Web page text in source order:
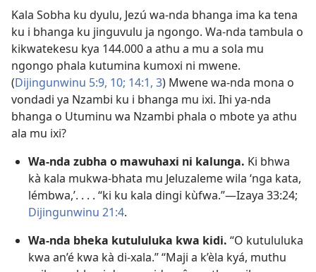
Kala Sobha ku dyulu, Jezú wa-nda bhanga ima ka tena
ku i bhanga ku jinguvulu ja ngongo. Wa-nda tambula o
kikwatekesu kya 144.000 a athu a mu a sola mu
ngongo phala kutumina kumoxi ni mwene.
(Dijingunwinu 5:9, 10; 14:1, 3) Mwene wa-nda mona o
vondadi ya Nzambi ku i bhanga mu ixi. Ihi ya-nda
bhanga o Utuminu wa Nzambi phala o mbote ya athu
ala mu ixi?
Wa-nda zubha o mawuhaxi ni kalunga. Ki bhwa
kà kala mukwa-bhata mu Jeluzaleme wila ‘nga kata,
lémbwa,’. . . . “ki ku kala dingi kùfwa.”—Izaya 33:24;
Dijingunwinu 21:4.
Wa-nda bheka kutululuka kwa kidi. “O kutululuka
kwa an’é kwa kà di-xala.” “Maji a k’èla kyá, muthu